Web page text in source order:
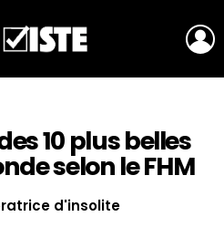
10 plus belles
selon le FHM
d'insolite